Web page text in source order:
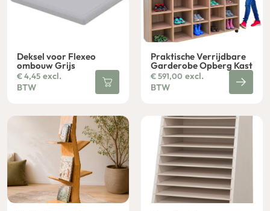
Deksel voor Flexeo
ombouw Grijs
€4,45 excl.
BTW
Praktische Verrijdbare
Garderobe Opberg Kast
€591,00 excl.
BTW